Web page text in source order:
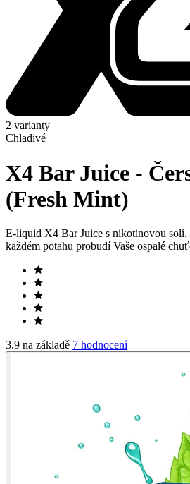
2 varianty
Chladivé
X4 Bar Juice -
(Fresh Mint)
E-liquid X4 Bar Juice s nikotinovou
každém potahu probudí Vaše ospalé
3.9 na základě 7 hodnocení